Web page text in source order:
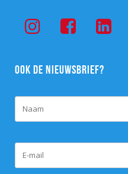
OOK DE NIEUWSBRIEF?